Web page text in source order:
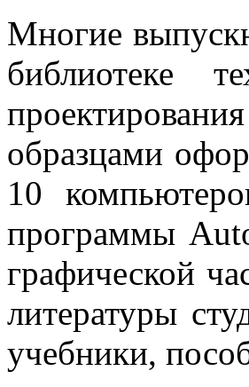
Многие
библиотеке
образцами
10
программы
графической
литературы
учебники,